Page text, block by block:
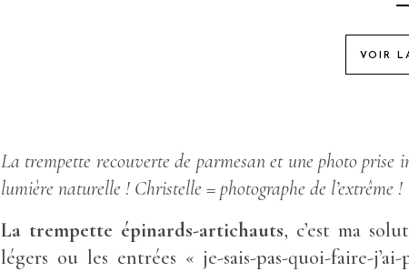
VOIR
La trempette recouverte de parmesan et une photo
lumière naturelle ! Christelle = photographe de l’extrême !
La trempette épinards-artichauts, c’est ma
légers ou les entrées « je-sais-pas-quoi-faire-